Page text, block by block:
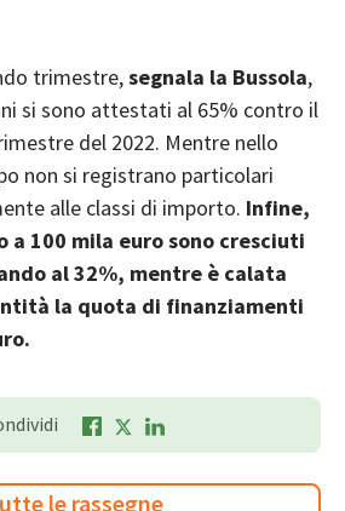
trimestre,segnala la Bussola,
si sono attestati al 65% contro il
del 2022. Mentre nello
non si registrano particolari
alle classi di importo. Infine,
100 mila euro sono cresciuti
al 32%, mentre è calata
la quota di finanziamenti
le rassegne